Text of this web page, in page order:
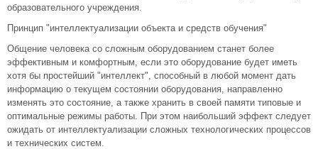
образовательного учреждения.
Принцип "интеллектуализации объекта и средств обучения"
Общение человека со сложным оборудованием станет более
эффективным и комфортным, если это оборудование будет иметь
хотя бы простейший "интеллект", способный в любой момент дать
информацию о текущем состоянии оборудования, направленно
изменять это состояние, а также хранить в своей памяти типовые и
оптимальные режимы работы. При этом наибольший эффект следует
ожидать от интеллектуализации сложных технологических процессов
и технических систем.